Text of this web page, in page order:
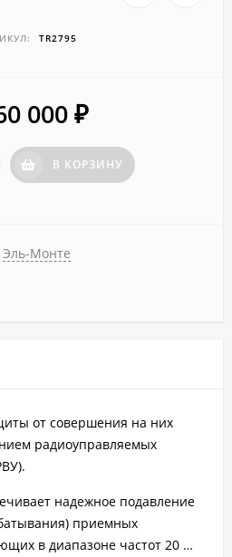
TR2795
000 ₽
В КОРЗИНУ
Эль-Монте
от совершения на них
радиоуправляемых
надежное подавление
приемных
в диапазоне частот 20 …